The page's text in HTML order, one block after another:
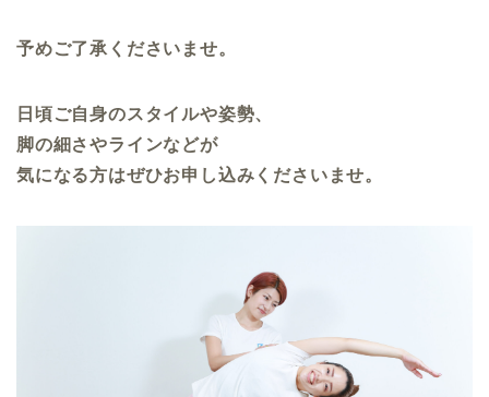
予めご了承くださいませ。
日頃ご自身のスタイルや姿勢、
脚の細さやラインなどが
気になる方はぜひお申し込みくださいませ。